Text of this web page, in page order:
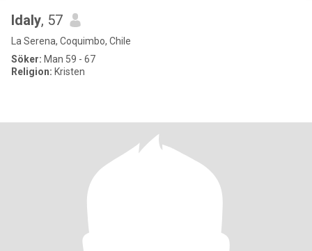
Idaly, 57
La Serena, Coquimbo, Chile
Söker: Man 59 - 67
Religion: Kristen